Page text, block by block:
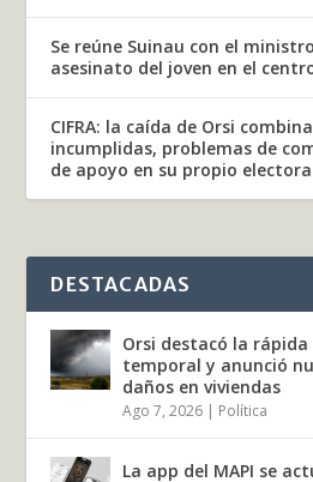
Se reúne Suinau con el
asesinato del joven en el
CIFRA: la caída de Orsi
incumplidas, problemas de
de apoyo en su propio
DESTACADAS
Orsi destacó la
temporal y anunció
daños en viviendas
Ago 7, 2026 | Política
La app del MAPI se